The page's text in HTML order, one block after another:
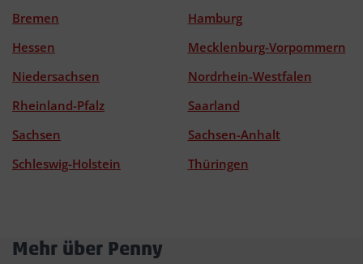
Bremen
Hamburg
Hessen
Mecklenburg-Vorpommern
Niedersachsen
Nordrhein-Westfalen
Rheinland-Pfalz
Saarland
Sachsen
Sachsen-Anhalt
Schleswig-Holstein
Thüringen
Mehr über Penny